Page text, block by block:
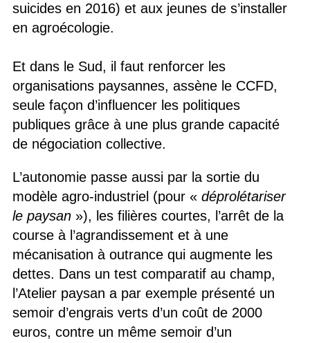
suicides en 2016) et aux jeunes de s’installer
en agroécologie.
Et dans le Sud, il faut renforcer les
organisations paysannes, assène le CCFD,
seule façon d’influencer les politiques
publiques grâce à une plus grande capacité
de négociation collective.
L’autonomie passe aussi par la sortie du
modèle agro-industriel (pour « déprolétariser
le paysan»), les filières courtes, l’arrêt de la
course à l’agrandissement et à une
mécanisation à outrance qui augmente les
dettes. Dans un test comparatif au champ,
l’Atelier paysan a par exemple présenté un
semoir d’engrais verts d’un coût de 2000
euros, contre un même semoir d’un